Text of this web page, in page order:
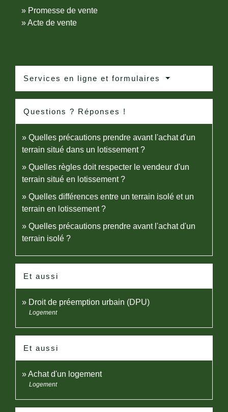
Promesse de vente
Acte de vente
Services en ligne et formulaires
Questions ? Réponses !
Quelles précautions prendre avant l'achat d'un
terrain situé dans un lotissement ?
Quelles règles doit respecter le vendeur d'un
terrain situé en lotissement ?
Quelles différences entre un terrain isolé et un
terrain en lotissement ?
Quelles précautions prendre avant l'achat d'un
terrain isolé ?
Et aussi
Droit de préemption urbain (DPU)
Logement
Et aussi
Achat d'un logement
Logement